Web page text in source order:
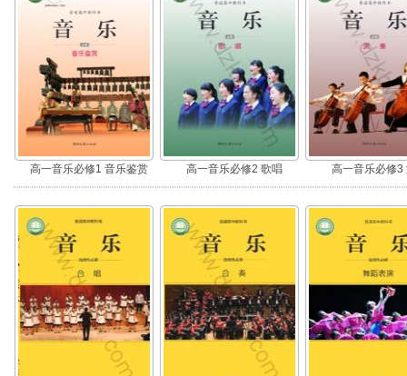
高一音乐必修1 音乐鉴赏 高一音乐必修2 歌唱 高一音乐必修3